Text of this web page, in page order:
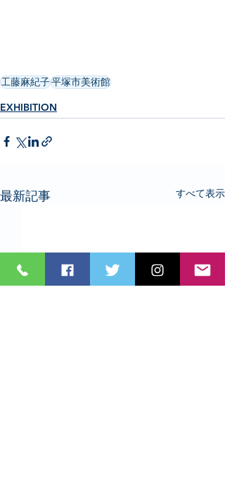
工藤麻紀子平塚市美術館
EXHIBITION
最新記事 すべて表示